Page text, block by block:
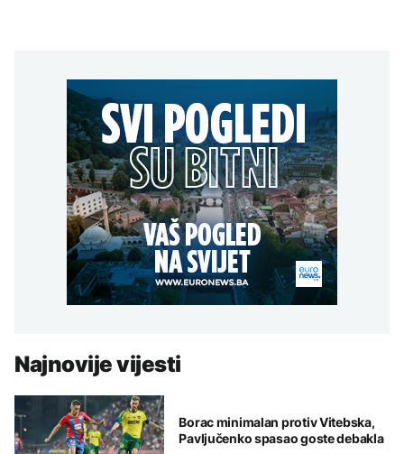
Najnovije vijesti
Borac minimalan protiv Vitebska,
Pavljučenko spasao goste debakla